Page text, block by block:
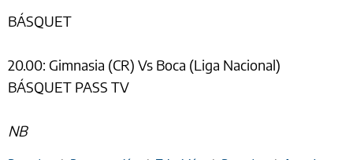
BÁSQUET
20.00: Gimnasia (CR) Vs Boca (Liga Nacional)
BÁSQUET PASS TV
NB